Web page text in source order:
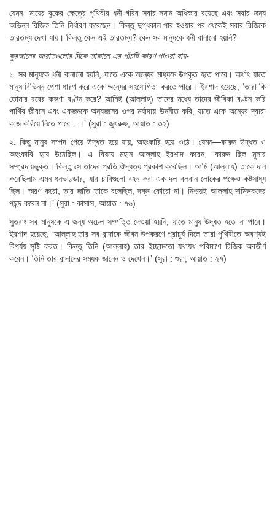
যেমন- মায়ের বুকের ক্ষেত্রে পৃথিবীর ধনী-গরিব সবার সমান অধিকার রয়েছে এবং সবার জন্য
অভিন্ন রিজিক তিনি নির্ধারণ করেছেন। কিন্তু দুগ্ধকাল পার হওয়ার পর থেকেই সবার রিজিকে
তারতম্য দেখা যায়। কিন্তু কেন এই তারতম্য? কেন সব মানুষকে ধনী বানানো হয়নি?
কুরআনের আয়াতগুলোর দিকে তাকালে এর পাঁচটি কারণ পাওয়া যায়-
১. সব মানুষকে ধনী বানানো হয়নি, যাতে একে অন্যের মাধ্যমে উপকৃত হতে পারে। অর্থাৎ যাতে
মানুষ বিভিন্ন পেশা ধারণ করে একে অন্যের সহযোগিতা করতে পারে। ইরশাদ হয়েছে, ‘তারা কি
তোমার রবের করুণা বণ্টন করে? আমিই (আল্লাহ) তাদের মধ্যে তাদের জীবিকা বণ্টন করি
পার্থিব জীবনে এবং একজনকে অন্যজনের ওপর মর্যাদায় উন্নীত করি, যাতে একে অন্যের দ্বারা
কাজ করিয়ে নিতে পারে…।’ (সুরা : জুখরুফ, আয়াত : ৩২)
২. কিছু মানুষ সম্পদ পেয়ে উদ্ধত হয়ে যায়, অহংকারি হয়ে ওঠে। যেমন—কারুন উদ্ধত ও
অহংকারি হয়ে উঠেছিল। এ বিষয়ে মহান আল্লাহ ইরশাদ করেন, ‘কারুন ছিল মুসার
সম্প্রদায়ভুক্ত। কিন্তু সে তাদের প্রতি ঔদ্ধত্য প্রকাশ করেছিল। আমি (আল্লাহ) তাকে দান
করেছিলাম এমন ধনভাণ্ডার, যার চাবিগুলো বহন করা এক দল বলবান লোকের পক্ষেও কষ্টসাধ্য
ছিল। স্মরণ করো, তার জাতি তাকে বলেছিল, দম্ভ কোরো না। নিশ্চয়ই আল্লাহ দাম্ভিকদের
পছন্দ করেন না।’ (সুরা : কাসাস, আয়াত : ৭৬)
সুতরাং সব মানুষকে এ জন্য অঢেল সম্পত্তি দেওয়া হয়নি, যাতে মানুষ উদ্ধত হতে না পারে।
ইরশাদ হয়েছে, ‘আল্লাহ তার সব বান্দাকে জীবন উপকরণে প্রাচুর্য দিলে তারা পৃথিবীতে অবশ্যই
বিপর্যয় সৃষ্টি করত। কিন্তু তিনি (আল্লাহ) তার ইচ্ছামতো যথাযথ পরিমাণে রিজিক অবতীর্ণ
করেন। তিনি তার বান্দাদের সম্যক জানেন ও দেখেন।’ (সুরা : শুরা, আয়াত : ২৭)